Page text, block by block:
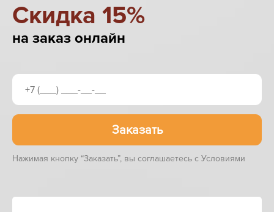
Cкидка 15%
на заказ онлайн
Заказать
Нажимая кнопку “Заказать”, вы соглашаетесь с Условиями